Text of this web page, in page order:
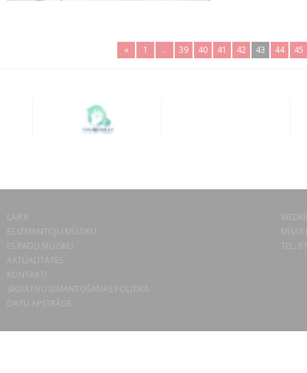
« 1 .. 39 40 41 42 43 44 45
LAIPA
ES IZMANTOJU MŪZIKU
ES RADU MŪZIKU
AKTUALITĀTES
KONTAKTI
SĪKDATŅU IZMANTOŠANAS POLITIKA
DATU APSTRĀDE
TEL.